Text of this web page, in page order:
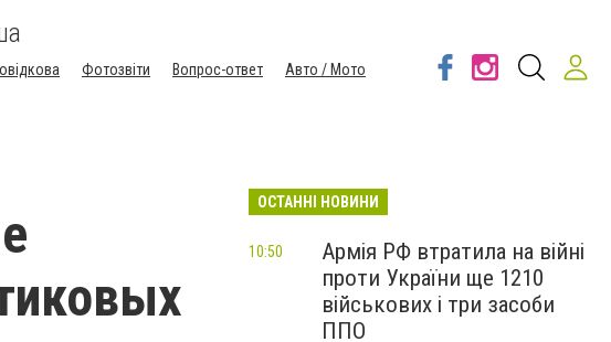
Фотозвіти Вопрос-ответ
Авто / Мото
ОСТАННІ НОВИНИ
Армія РФ втратила на війні
проти України ще 1210
військових і три засоби
ППО
10:50